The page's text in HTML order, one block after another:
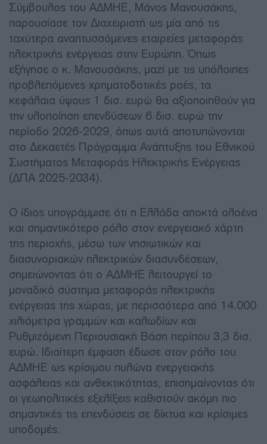
Σύμβουλος του ΑΔΜΗΕ, Μάνος Μανουσάκης,
παρουσίασε τον Διαχειριστή ως μία από τις
ταχύτερα αναπτυσσόμενες εταιρείες μεταφοράς
ηλεκτρικής ενέργειας στην Ευρώπη. Όπως
εξήγησε ο κ. Μανουσάκης, μαζί με τις υπόλοιπες
προβλεπόμενες χρηματοδοτικές ροές, τα
κεφάλαια ύψους 1 δισ. ευρώ θα αξιοποιηθούν για
την υλοποίηση επενδύσεων 6 δισ. ευρώ την
περίοδο 2026-2029, όπως αυτά αποτυπώνονται
στο Δεκαετές Πρόγραμμα Ανάπτυξης του Εθνικού
Συστήματος Μεταφοράς Ηλεκτρικής Ενέργειας
(ΔΠΑ 2025-2034).
Ο ίδιος υπογράμμισε ότι η Ελλάδα αποκτά ολοένα
και σημαντικότερο ρόλο στον ενεργειακό χάρτη
της περιοχής, μέσω των νησιωτικών και
διασυνοριακών ηλεκτρικών διασυνδέσεων,
σημειώνοντας ότι ο ΑΔΜΗΕ λειτουργεί το
μοναδικό σύστημα μεταφοράς ηλεκτρικής
ενέργειας της χώρας, με περισσότερα από 14.000
χιλιόμετρα γραμμών και καλωδίων και
Ρυθμιζόμενη Περιουσιακή Βάση περίπου 3,3 δισ.
ευρώ. Ιδιαίτερη έμφαση έδωσε στον ρόλο του
ΑΔΜΗΕ ως κρίσιμου πυλώνα ενεργειακής
ασφάλειας και ανθεκτικότητας, επισημαίνοντας ότι
οι γεωπολιτικές εξελίξεις καθιστούν ακόμη πιο
σημαντικές τις επενδύσεις σε δίκτυα και κρίσιμες
υποδομές.